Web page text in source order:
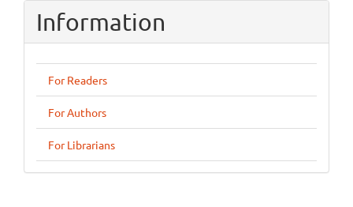
Information
For Readers
For Authors
For Librarians